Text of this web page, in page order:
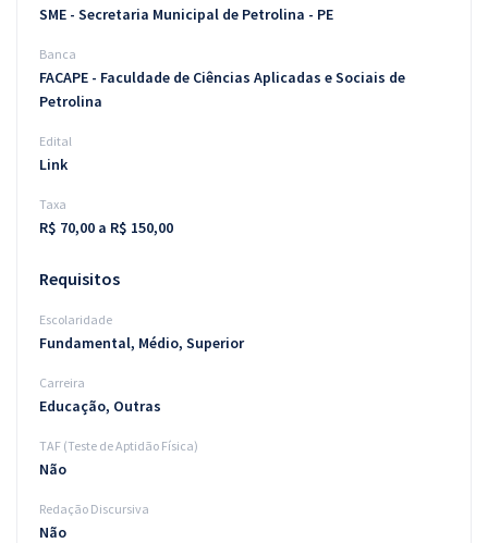
SME - Secretaria Municipal de Petrolina - PE
Banca
FACAPE - Faculdade de Ciências Aplicadas e Sociais de
Petrolina
Edital
Link
Taxa
R$ 70,00 a R$ 150,00
Requisitos
Escolaridade
Fundamental, Médio, Superior
Carreira
Educação, Outras
TAF (Teste de Aptidão Física)
Não
Redação Discursiva
Não